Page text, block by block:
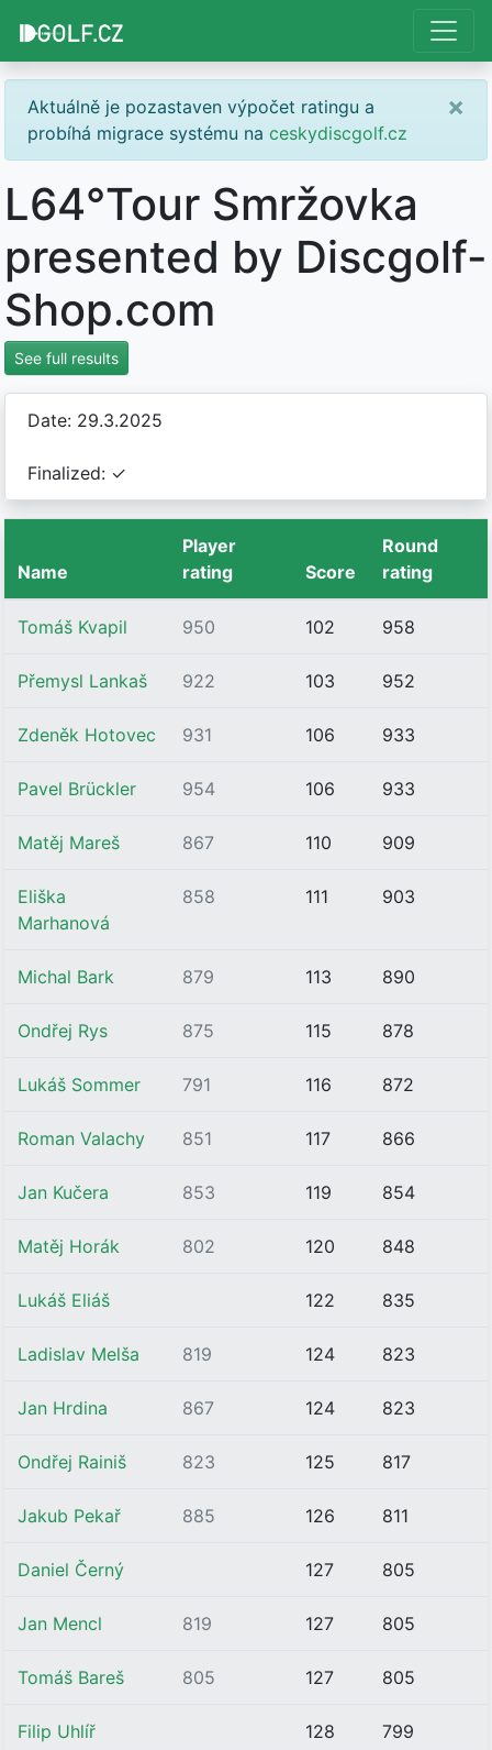
Aktuálně je pozastaven výpočet ratingu a
probíhá migrace systému na ceskydiscgolf.cz
×
L64°Tour Smržovka
presented by Discgolf-
Shop.com
See full results
Date: 29.3.2025
Finalized: ✓
Name
Player
rating
Score
Round
rating
Tomáš Kvapil 950 102 958
Přemysl Lankaš 922 103 952
Zdeněk Hotovec 931 106 933
Pavel Brückler 954 106 933
Matěj Mareš 867 110 909
Eliška
Marhanová
858 111 903
Michal Bark 879 113 890
Ondřej Rys 875 115 878
Lukáš Sommer 791 116 872
Roman Valachy 851 117 866
Jan Kučera 853 119 854
Matěj Horák 802 120 848
Lukáš Eliáš 122 835
Ladislav Melša 819 124 823
Jan Hrdina 867 124 823
Ondřej Rainiš 823 125 817
Jakub Pekař 885 126 811
Daniel Černý 127 805
Jan Mencl 819 127 805
Tomáš Bareš 805 127 805
Filip Uhlíř 128 799